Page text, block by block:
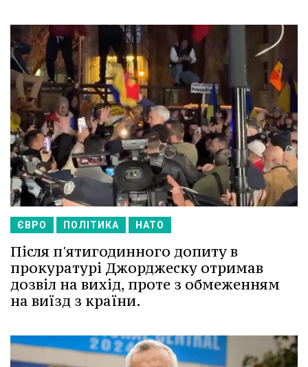
ЄВРО ПОЛІТИКА НАТО
Після п'ятигодинного допиту в
прокуратурі Джорджеску отримав
дозвіл на вихід, проте з обмеженням
на виїзд з країни.